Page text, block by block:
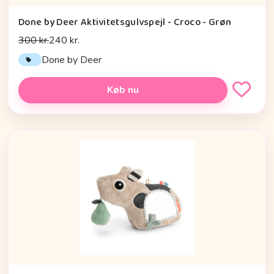
Done by Deer Aktivitetsgulvspejl - Croco - Grøn
300 kr.240 kr.
Done by Deer
Køb nu